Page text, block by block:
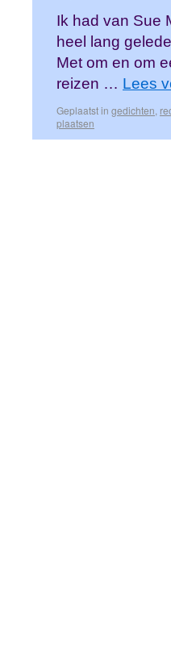
Ik had van Sue
heel lang
Met om en om
reizen … Lees
Geplaatst in gedichten,
plaatsen